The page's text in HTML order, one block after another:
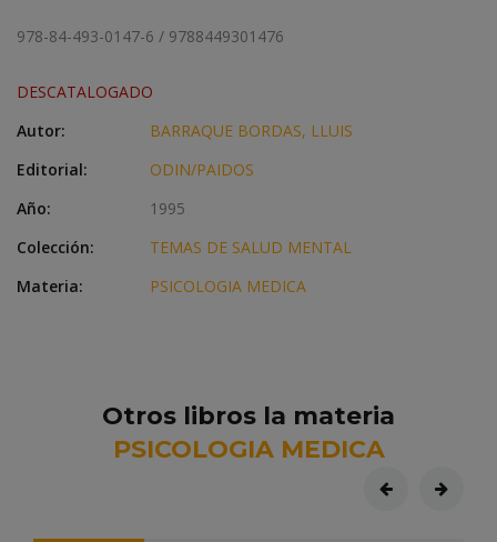
978-84-493-0147-6 / 9788449301476
DESCATALOGADO
Autor:
BARRAQUE BORDAS, LLUIS
Editorial:
ODIN/PAIDOS
Año:
1995
Colección:
TEMAS DE SALUD MENTAL
Materia:
PSICOLOGIA MEDICA
Otros libros la materia
PSICOLOGIA MEDICA